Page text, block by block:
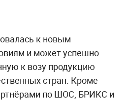
к новым
и может успешно
к возу продукцию
стран. Кроме
по ШОС, БРИКС и